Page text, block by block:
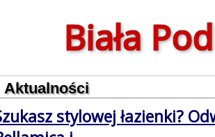
Biała
Aktualności
stylowej łazienki?